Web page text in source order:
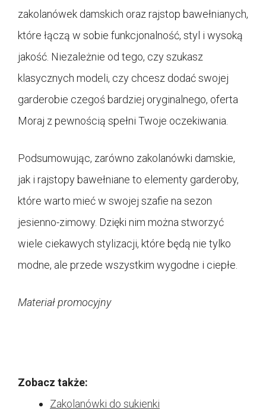
zakolanówek damskich oraz rajstop bawełnianych,
które łączą w sobie funkcjonalność, styl i wysoką
jakość. Niezależnie od tego, czy szukasz
klasycznych modeli, czy chcesz dodać swojej
garderobie czegoś bardziej oryginalnego, oferta
Moraj z pewnością spełni Twoje oczekiwania.
Podsumowując, zarówno zakolanówki damskie,
jak i rajstopy bawełniane to elementy garderoby,
które warto mieć w swojej szafie na sezon
jesienno-zimowy. Dzięki nim można stworzyć
wiele ciekawych stylizacji, które będą nie tylko
modne, ale przede wszystkim wygodne i ciepłe.
Materiał promocyjny
Zobacz także:
Zakolanówki do sukienki